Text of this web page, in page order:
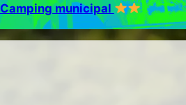
Camping municipal